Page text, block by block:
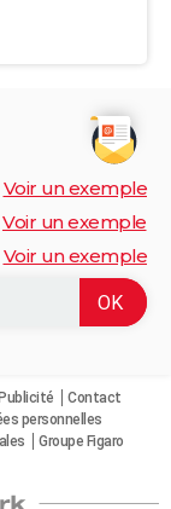
Voir un exemple
Voir un exemple
Voir un exemple
Publicité
Contact
personnelles
Groupe Figaro